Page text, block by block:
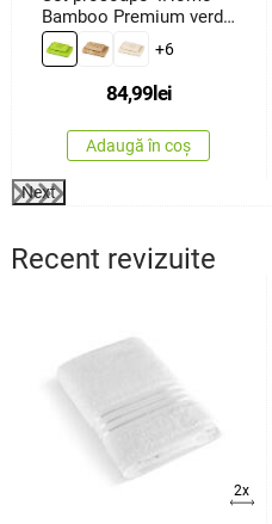
Bamboo Premium verde,
70 x 140 cm, 50 x 100
cm
+6
84,99 lei
Adaugă în coș
Next
Recent revizuite
2x